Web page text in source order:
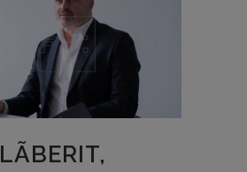
LÃBERIT,